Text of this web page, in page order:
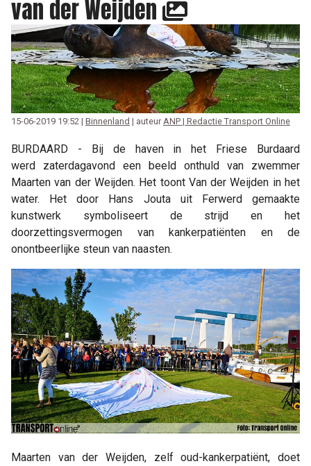
van der Weijden
15-06-2019 19:52 | Binnenland | auteur ANP | Redactie Transport Online
BURDAARD - Bij de haven in het Friese Burdaard
werd zaterdagavond een beeld onthuld van zwemmer
Maarten van der Weijden. Het toont Van der Weijden in het
water. Het door Hans Jouta uit Ferwerd gemaakte
kunstwerk symboliseert de strijd en het
doorzettingsvermogen van kankerpatiënten en de
onontbeerlijke steun van naasten.
Maarten van der Weijden, zelf oud-kankerpatiënt, doet